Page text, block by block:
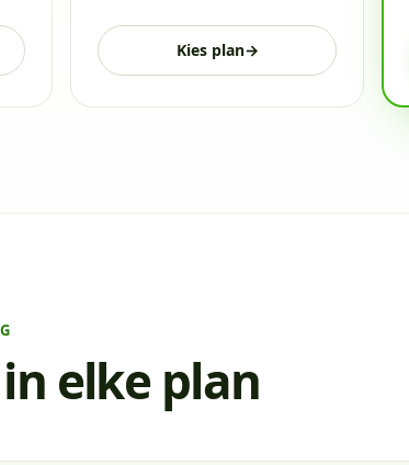
Kies plan→
elke plan